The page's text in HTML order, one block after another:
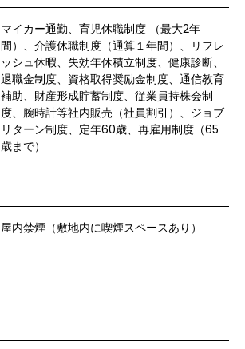
マイカー通勤、育児休職制度 （最大2年
間）、介護休職制度（通算１年間）、リフレ
ッシュ休暇、失効年休積立制度、健康診断、
退職金制度、資格取得奨励金制度、通信教育
補助、財産形成貯蓄制度、従業員持株会制
度、腕時計等社内販売（社員割引）、ジョブ
リターン制度、定年60歳、再雇用制度（65
歳まで）
屋内禁煙（敷地内に喫煙スペースあり）